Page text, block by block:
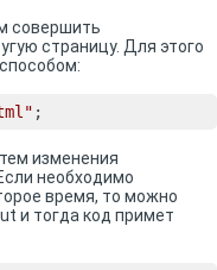
совершить
страницу. Для этого
;
изменения
необходимо
время, то можно
и тогда код примет